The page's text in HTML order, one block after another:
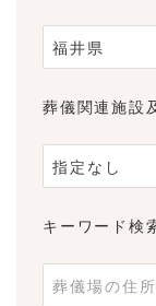
葬儀関連施設
キーワード検